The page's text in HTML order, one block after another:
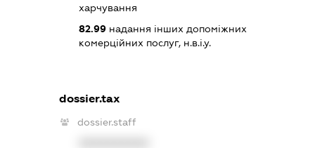
харчування
82.99 надання інших допоміжних
комерційних послуг, н.в.і.у.
dossier.tax
dossier.staff